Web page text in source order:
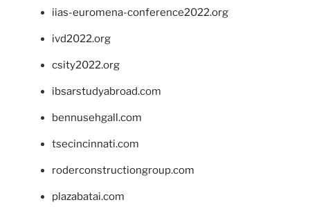
iias-euromena-conference2022.org
ivd2022.org
csity2022.org
ibsarstudyabroad.com
bennusehgall.com
tsecincinnati.com
roderconstructiongroup.com
plazabatai.com